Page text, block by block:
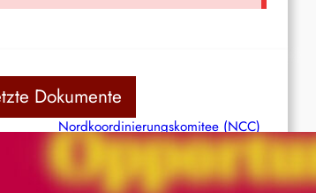
Dokumente
Nordkoordinierungskomitee (NCC)
der Kommunistischen Partei Indiens
(Maoistisch): Postmoderner
Opportunismus